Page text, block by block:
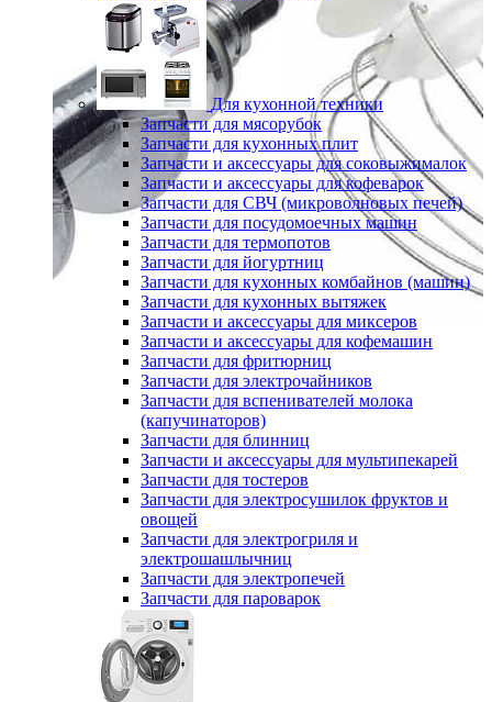
Для кухонной техники
Запчасти для мясорубок
Запчасти для кухонных плит
Запчасти и аксессуары для соковыжималок
Запчасти и аксессуары для кофеварок
Запчасти для СВЧ (микроволновых печей)
Запчасти для посудомоечных машин
Запчасти для термопотов
Запчасти для йогуртниц
Запчасти для кухонных комбайнов (машин)
Запчасти для кухонных вытяжек
Запчасти и аксессуары для миксеров
Запчасти и аксессуары для кофемашин
Запчасти для фритюрниц
Запчасти для электрочайников
Запчасти для вспенивателей молока
(капучинаторов)
Запчасти для блинниц
Запчасти и аксессуары для мультипекарей
Запчасти для тостеров
Запчасти для электросушилок фруктов и
овощей
Запчасти для электрогриля и
электрошашлычниц
Запчасти для электропечей
Запчасти для пароварок